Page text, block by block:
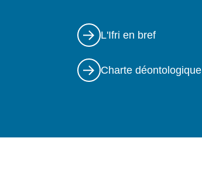
L'Ifri en bref
Charte déontologique